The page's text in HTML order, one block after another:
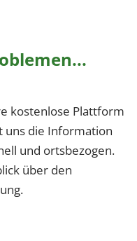
kostenlose Plattform
uns die Information
und ortsbezogen.
über den